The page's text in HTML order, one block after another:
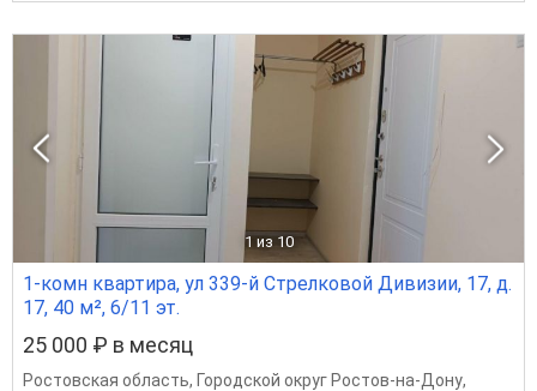
1 из 10
1-комн квартира, ул 339-й Стрелковой Дивизии, 17, д.
17, 40 м², 6/11 эт.
25 000 ₽ в месяц
Ростовская область, Городской округ Ростов-на-Дону,